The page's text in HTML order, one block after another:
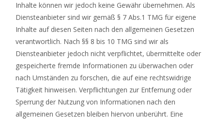
Inhalte können wir jedoch keine Gewähr übernehmen. Als
Diensteanbieter sind wir gemäß § 7 Abs.1 TMG für eigene
Inhalte auf diesen Seiten nach den allgemeinen Gesetzen
verantwortlich. Nach §§ 8 bis 10 TMG sind wir als
Diensteanbieter jedoch nicht verpflichtet, übermittelte oder
gespeicherte fremde Informationen zu überwachen oder
nach Umständen zu forschen, die auf eine rechtswidrige
Tätigkeit hinweisen. Verpflichtungen zur Entfernung oder
Sperrung der Nutzung von Informationen nach den
allgemeinen Gesetzen bleiben hiervon unberührt. Eine